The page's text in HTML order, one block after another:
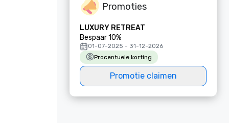
Promoties
LUXURY RETREAT
Bespaar 10%
01-07-2025 - 31-12-2026
Procentuele korting
Promotie claimen